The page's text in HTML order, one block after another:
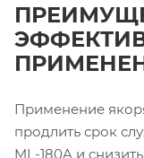
Применение
продлить срок
ML-180A и